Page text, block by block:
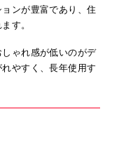
ンが豊富であり、住
す。
ゃれ感が低いのがデ
やすく、長年使用す